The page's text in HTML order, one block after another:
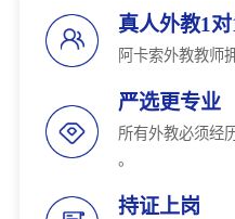
真人外教1对
阿卡索外教教师
严选更专业
所有外教必须经
。
持证上岗